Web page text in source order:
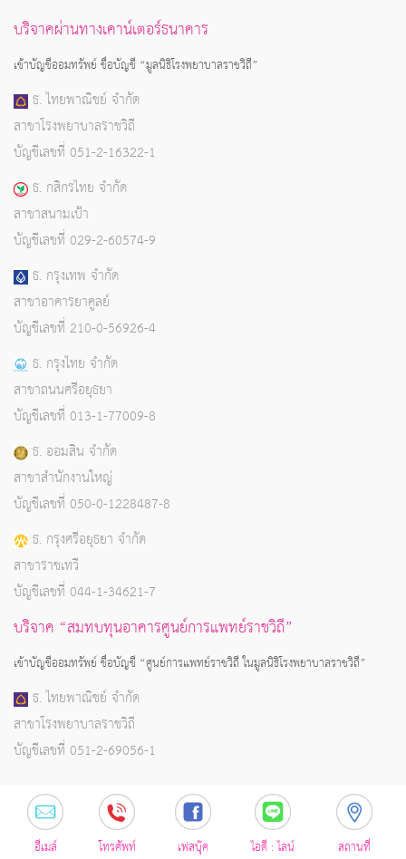
บริจาคผ่านทางเคาน์เตอร์ธนาคาร
เข้าบัญชีออมทรัพย์ ชื่อบัญชี “มูลนิธิโรงพยาบาลราชวิถี”
ธ. ไทยพาณิชย์ จำกัด
สาขาโรงพยาบาลราชวิถี
บัญชีเลขที่ 051-2-16322-1
ธ. กสิกรไทย จำกัด
สาขาสนามเป้า
บัญชีเลขที่ 029-2-60574-9
ธ. กรุงเทพ จำกัด
สาขาอาคารยาคูลย์
บัญชีเลขที่ 210-0-56926-4
ธ. กรุงไทย จำกัด
สาขาถนนศรีอยุธยา
บัญชีเลขที่ 013-1-77009-8
ธ. ออมสิน จำกัด
สาขาสำนักงานใหญ่
บัญชีเลขที่ 050-0-1228487-8
ธ. กรุงศรีอยุธยา จำกัด
สาขาราชเทวี
บัญชีเลขที่ 044-1-34621-7
บริจาค “สมทบทุนอาคารศูนย์การแพทย์ราชวิถี”
เข้าบัญชีออมทรัพย์ ชื่อบัญชี “ศูนย์การแพทย์ราชวิถี ในมูลนิธิโรงพยาบาลราชวิถี”
ธ. ไทยพาณิชย์ จำกัด
สาขาโรงพยาบาลราชวิถี
บัญชีเลขที่ 051-2-69056-1
อีเมล์ โทรศัพท์ เฟสบุ๊ค ไอดี : ไลน์ สถานที่